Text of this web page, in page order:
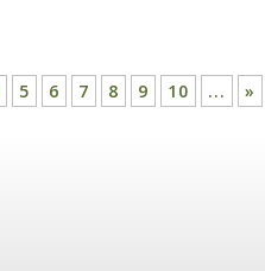
5 6 7 8 9 10 ... »